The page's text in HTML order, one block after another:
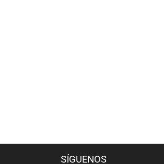
SÍGUENOS